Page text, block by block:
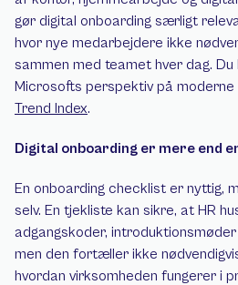
gør digital onboarding særligt
hvor nye medarbejdere ikke
sammen med teamet hver dag.
Microsofts perspektiv på
Trend Index.
Digital onboarding er mere end
En onboarding checklist er nyttig,
selv. En tjekliste kan sikre, at HR
adgangskoder,
men den fortæller ikke
hvordan virksomheden fungerer i